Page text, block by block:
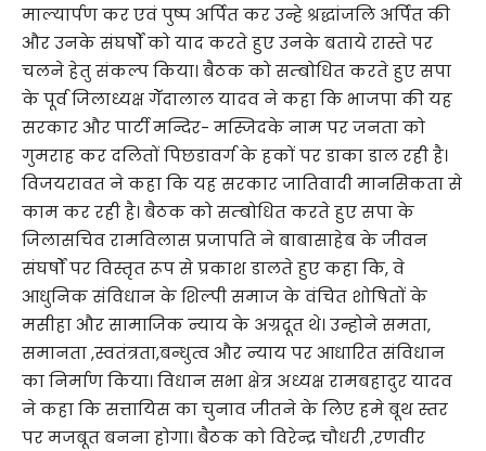
माल्यार्पण कर एवं पुष्प अर्पित कर उन्हे श्रद्धांजलि अर्पित की
और उनके संघर्षों को याद करते हुए उनके बताये रास्ते पर
चलने हेतु संकल्प किया। बैठक को सम्बोधित करते हुए सपा
के पूर्व जिलाध्यक्ष गेॅदालाल यादव ने कहा कि भाजपा की यह
सरकार और पार्टी मन्दिर- मस्जिदके नाम पर जनता को
गुमराह कर दलितों पिछडावर्ग के हकों पर डाका डाल रही है।
विजयरावत ने कहा कि यह सरकार जातिवादी मानसिकता से
काम कर रही है। बैठक को सम्बोधित करते हुए सपा के
जिलासचिव रामविलास प्रजापति ने बाबासाहेब के जीवन
संघर्षों पर विस्तृत रूप से प्रकाश डालते हुए कहा कि, वे
आधुनिक संविधान के शिल्पी समाज के वंचित शोषितों के
मसीहा और सामाजिक न्याय के अग्रदूत थे। उन्होने समता,
समानता ,स्वतंत्रता,बन्धुत्व और न्याय पर आधारित संविधान
का निर्माण किया। विधान सभा क्षेत्र अध्यक्ष रामबहादुर यादव
ने कहा कि सत्तायिस का चुनाव जीतने के लिए हमे बूथ स्तर
पर मजबूत बनना होगा। बैठक को विरेन्द्र चौधरी ,रणवीर